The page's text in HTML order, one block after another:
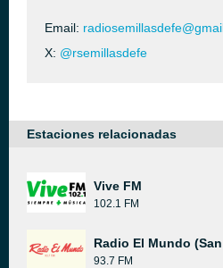
Email:
X: @rsemillasdefe
Estaciones relacionadas
Vive FM
102.1 FM
Radio El Mundo
93.7 FM